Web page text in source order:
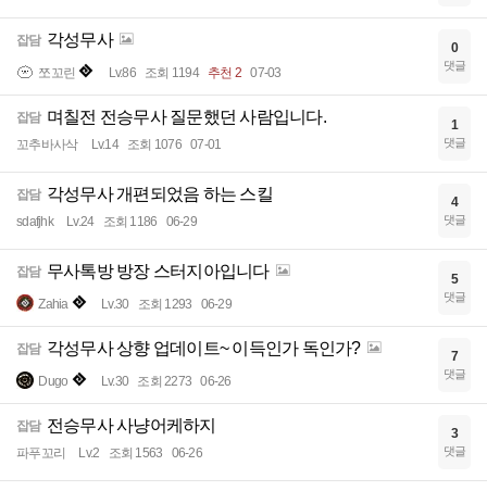
잡담 각성무사
쪼꼬린 Lv.86 조회 1194 추천 2 07-03
0
댓글
잡담 며칠전 전승무사 질문했던 사람입니다.
꼬추바사삭 Lv.14 조회 1076 07-01
1
댓글
잡담 각성무사 개편되었음 하는 스킬
sdafjhk Lv.24 조회 1186 06-29
4
댓글
잡담 무사톡방 방장 스터지아입니다
Zahia Lv.30 조회 1293 06-29
5
댓글
잡담 각성무사 상향 업데이트~ 이득인가 독인가?
Dugo Lv.30 조회 2273 06-26
7
댓글
잡담 전승무사 사냥어케하지
파푸꼬리 Lv.2 조회 1563 06-26
3
댓글